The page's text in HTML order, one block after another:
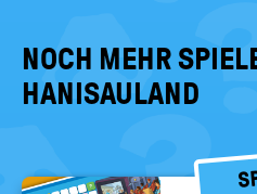
NOCH MEHR
HANISAULAND